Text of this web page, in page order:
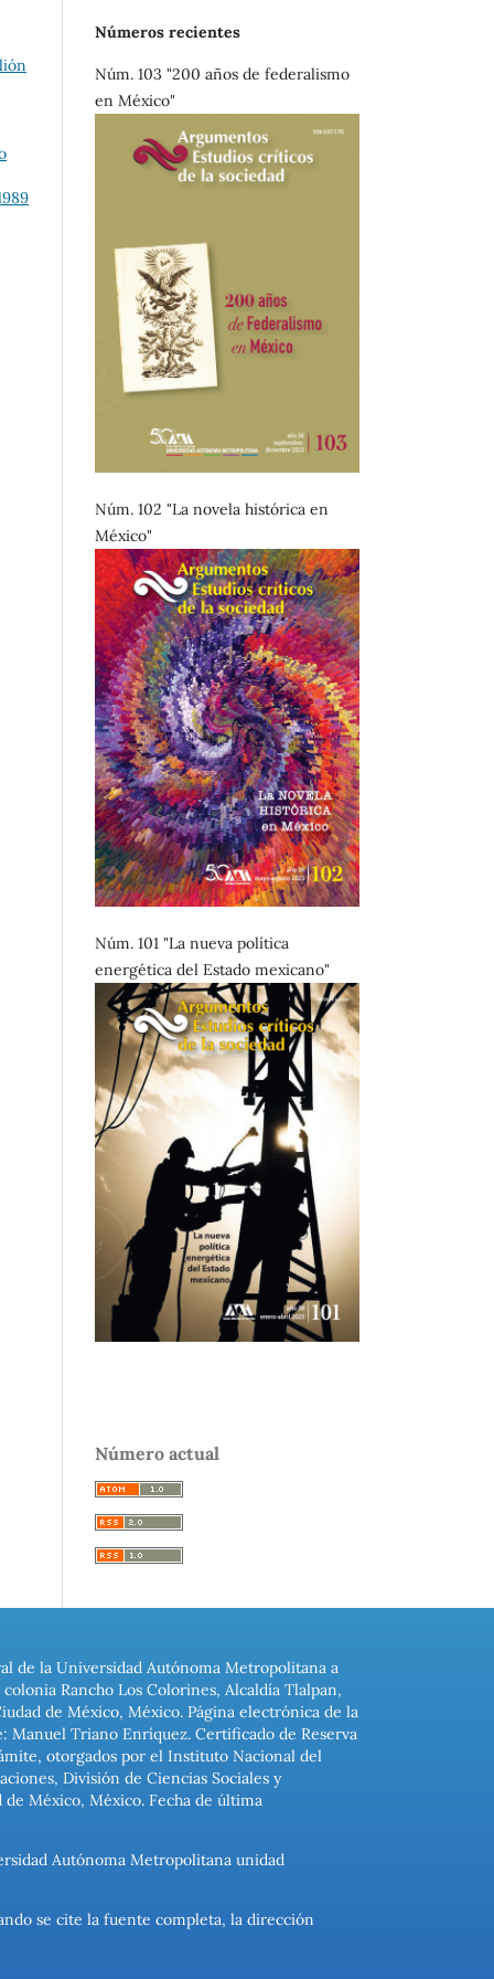
Números recientes
Núm. 103 "200 años de federalismo
en México"
Núm. 102 "La novela histórica en
México"
Núm. 101 "La nueva política
energética del Estado mexicano"
Número actual
de la Universidad Autónoma Metropolitana a
Rancho Los Colorines, Alcaldía Tlalpan,
de México, México. Página electrónica de la
Triano Enríquez. Certificado de Reserva
otorgados por el Instituto Nacional del
División de Ciencias Sociales y
de México, México. Fecha de última
Autónoma Metropolitana unidad
se cite la fuente completa, la dirección